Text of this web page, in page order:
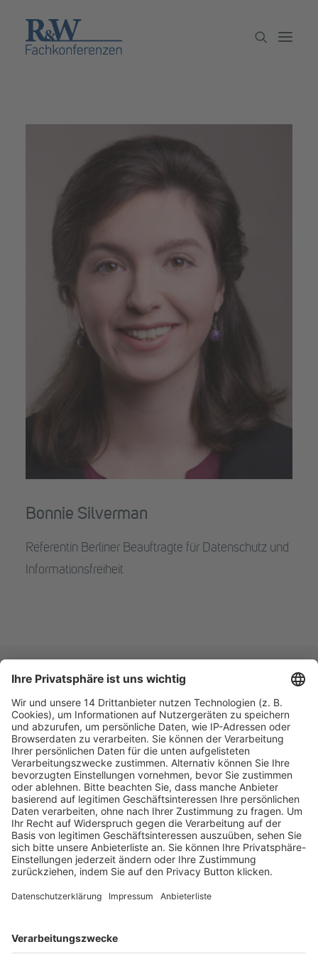
Partner werden
Archiv
Bonnie Silverman
Referentin Berliner Beauftragte für Datenschutz und
Informationsfreiheit
Fachmedien Recht und Wirtschaft
Ein Fachbereich der
dfv Mediengruppe
Mainzer Landstr. 251
60326 Frankfurt am Main
E-Mail:info@ruw.de
Web:https://www.ruw.de
AGB